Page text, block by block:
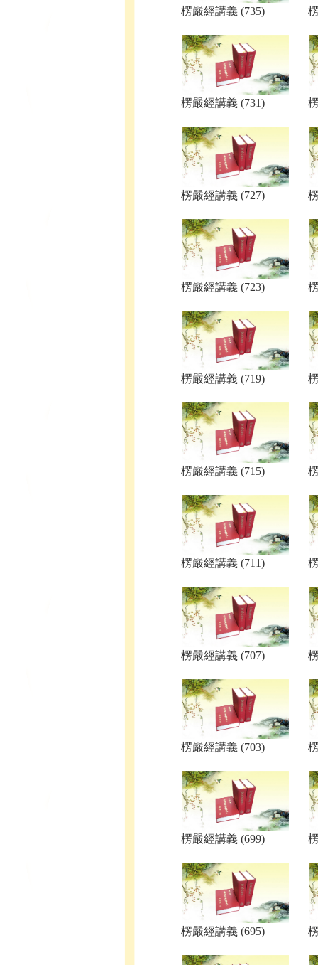
楞嚴經講義 (735)
楞嚴經講義 (731)
楞嚴經講義 (727)
楞嚴經講義 (723)
楞嚴經講義 (719)
楞嚴經講義 (715)
楞嚴經講義 (711)
楞嚴經講義 (707)
楞嚴經講義 (703)
楞嚴經講義 (699)
楞嚴經講義 (695)